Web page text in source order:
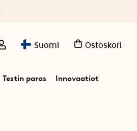
Suomi Ostoskori
Testin paras Innovaatiot